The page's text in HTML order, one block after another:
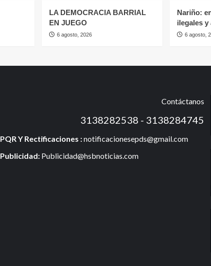
LA DEMOCRACIA BARRIAL
EN JUEGO
6 agosto, 2026
Nariño:
ilegales y
6 agosto,
Contáctanos
3138282538 - 3138284745
PQR Y Rectificaciones :notificacionesepds@gmail.com
Publicidad: Publicidad@hsbnoticias.com